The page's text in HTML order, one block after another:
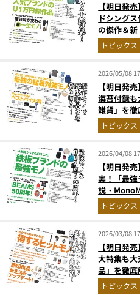
【明日発
ドシング
の傑作＆新
MonoMax7
トピックス
2026/05/08
【明日発
海苔付録
雑貨」を
公開
トピックス
2026/04/08
【明日発
実！「最
説・
トピックス
2026/03/08
【明日発
大特集も
品」を徹
開トピックス